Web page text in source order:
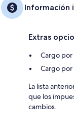
Información
Extras
Cargo por
Cargo por
La lista
que los
cambios.